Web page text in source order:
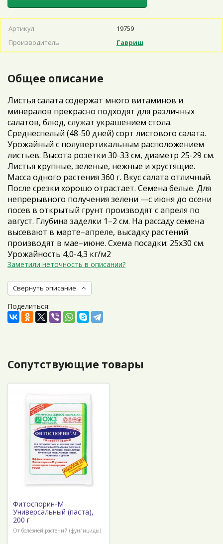
Артикул
19759
Производитель
Гавриш
Общее описание
Листья салата содержат много витаминов и
минералов прекрасно подходят для различных
салатов, блюд, служат украшением стола.
Среднеспелый (48-50 дней) сорт листового салата.
Урожайный с полувертикальным расположением
листьев. Высота розетки 30-33 см, диаметр 25-29 см.
Листья крупные, зеленые, нежные и хрустящие.
Масса одного растения 360 г. Вкус салата отличный.
После срезки хорошо отрастает. Семена белые. Для
непрерывного получения зелени —с июня до осени
посев в открытый грунт производят с апреля по
август. Глубина заделки 1–2 см. На рассаду семена
высевают в марте–апреле, высадку растений
производят в мае–июне. Схема посадки: 25x30 см.
Урожайность 4,0-4,3 кг/м2
Заметили неточность в описании?
Свернуть описание
Поделиться:
Сопутствующие товары
Фитоспорин-М
Универсальный (паста),
200 г
От болезней растений (фунгициды)